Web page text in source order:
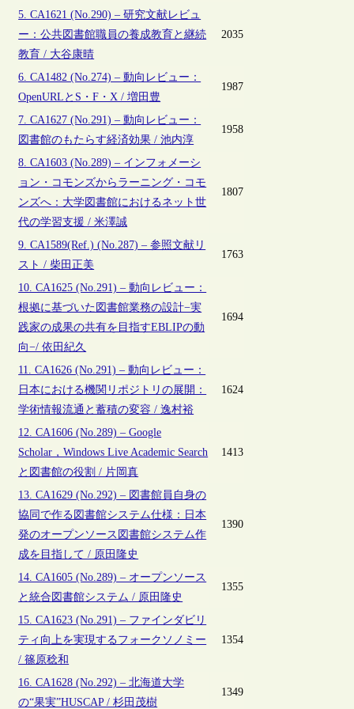
5. CA1621 (No.290) – 研究文献レビュ
ー：公共図書館職員の養成教育と継続
教育 / 大谷康晴
2035
6. CA1482 (No.274) – 動向レビュー：
OpenURLとS・F・X / 増田豊
1987
7. CA1627 (No.291) – 動向レビュー：
図書館のもたらす経済効果 / 池内淳
1958
8. CA1603 (No.289) – インフォメーシ
ョン・コモンズからラーニング・コモ
ンズへ：大学図書館におけるネット世
代の学習支援 / 米澤誠
1807
9. CA1589(Ref.) (No.287) – 参照文献リ
スト / 柴田正美
1763
10. CA1625 (No.291) – 動向レビュー：
根拠に基づいた図書館業務の設計−実
践家の成果の共有を目指すEBLIPの動
向−/ 依田紀久
1694
11. CA1626 (No.291) – 動向レビュー：
日本における機関リポジトリの展開：
学術情報流通と蓄積の変容 / 逸村裕
1624
12. CA1606 (No.289) – Google
Scholar，Windows Live Academic Search
と図書館の役割 / 片岡真
1413
13. CA1629 (No.292) – 図書館員自身の
協同で作る図書館システム仕様：日本
発のオープンソース図書館システム作
成を目指して / 原田隆史
1390
14. CA1605 (No.289) – オープンソース
と統合図書館システム / 原田隆史
1355
15. CA1623 (No.291) – ファインダビリ
ティ向上を実現するフォークソノミー
/ 篠原稔和
1354
16. CA1628 (No.292) – 北海道大学
の“果実”HUSCAP / 杉田茂樹
1349